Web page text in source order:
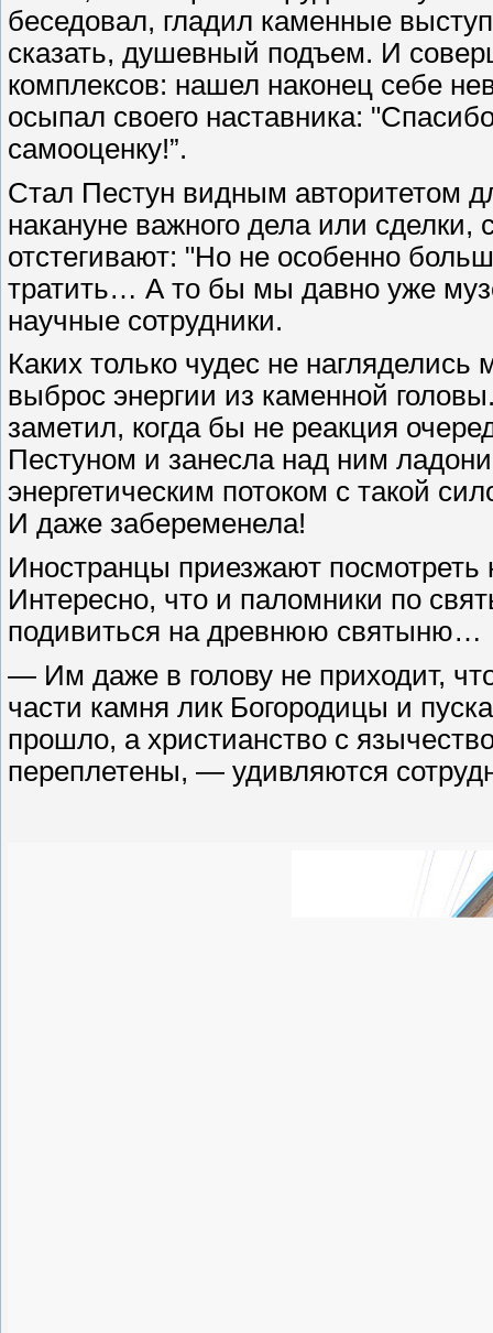
беседовал, гладил каменные
сказать, душевный подъем. И
комплексов: нашел наконец себе
осыпал своего наставника:
самооценку!”.
Стал Пестун видным авторитетом
накануне важного дела или
отстегивают: "Но не особенно
тратить… А то бы мы давно уже
научные сотрудники.
Каких только чудес не
выброс энергии из каменной
заметил, когда бы не реакция
Пестуном и занесла над ним
энергетическим потоком с такой
И даже забеременела!
Иностранцы приезжают
Интересно, что и паломники по
подивиться на древнюю святыню…
— Им даже в голову не приходит,
части камня лик Богородицы и
прошло, а христианство с
переплетены, — удивляются